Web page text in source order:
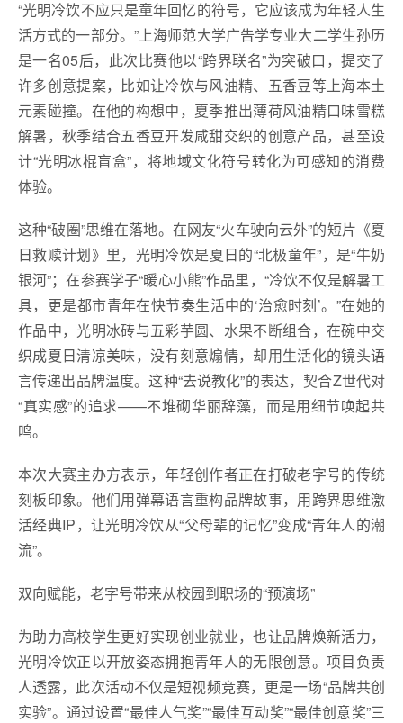
“光明冷饮不应只是童年回忆的符号，它应该成为年轻人生
活方式的一部分。”上海师范大学广告学专业大二学生孙历
是一名05后，此次比赛他以“跨界联名”为突破口，提交了
许多创意提案，比如让冷饮与风油精、五香豆等上海本土
元素碰撞。在他的构想中，夏季推出薄荷风油精口味雪糕
解暑，秋季结合五香豆开发咸甜交织的创意产品，甚至设
计“光明冰棍盲盒”，将地域文化符号转化为可感知的消费
体验。
这种“破圈”思维在落地。在网友“火车驶向云外”的短片《夏
日救赎计划》里，光明冷饮是夏日的“北极童年”，是“牛奶
银河”；在参赛学子“暖心小熊”作品里，“冷饮不仅是解暑工
具，更是都市青年在快节奏生活中的‘治愈时刻’。”在她的
作品中，光明冰砖与五彩芋圆、水果不断组合，在碗中交
织成夏日清凉美味，没有刻意煽情，却用生活化的镜头语
言传递出品牌温度。这种“去说教化”的表达，契合Z世代对
“真实感”的追求——不堆砌华丽辞藻，而是用细节唤起共
鸣。
本次大赛主办方表示，年轻创作者正在打破老字号的传统
刻板印象。他们用弹幕语言重构品牌故事，用跨界思维激
活经典IP，让光明冷饮从“父母辈的记忆”变成“青年人的潮
流”。
双向赋能，老字号带来从校园到职场的“预演场”
为助力高校学生更好实现创业就业，也让品牌焕新活力，
光明冷饮正以开放姿态拥抱青年人的无限创意。项目负责
人透露，此次活动不仅是短视频竞赛，更是一场“品牌共创
实验”。通过设置“最佳人气奖”“最佳互动奖”“最佳创意奖”三